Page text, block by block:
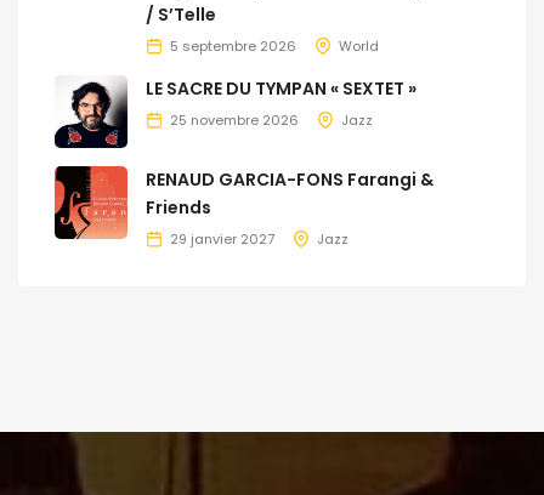
/ S’Telle
5 septembre 2026 World
LE SACRE DU TYMPAN « SEXTET »
25 novembre 2026 Jazz
RENAUD GARCIA-FONS Farangi &
Friends
29 janvier 2027 Jazz